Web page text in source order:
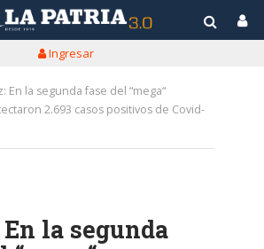
Ingresar
En la segunda fase del “mega“
2.693 casos positivos de Covid-
En la segunda